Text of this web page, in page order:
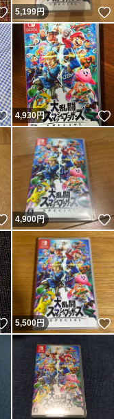
いいね！
5,199円
いいね！
4,930円
いいね！
4,900円
いいね！
5,500円